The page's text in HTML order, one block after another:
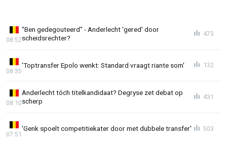
"Ben gedegouteerd" - Anderlecht 'gered' door
scheidsrechter?
08:52
473
'Toptransfer Epolo wenkt: Standard vraagt riante som'
08:35
132
Anderlecht tóch titelkandidaat? Degryse zet debat op
scherp
08:10
431
'Genk spoelt competitiekater door met dubbele transfer'
07:51
503